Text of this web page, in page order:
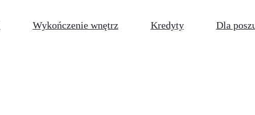
Wykończenie wnętrz Kredyty Dla